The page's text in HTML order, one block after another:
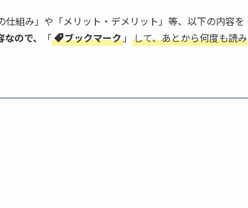
組み」や「メリット・デメリット」等、以下の内容を
ので、 「 ブックマーク 」して、あとから何度も読み